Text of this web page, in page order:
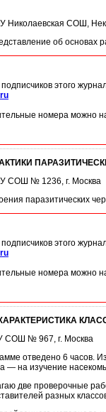
СОШ,
об основах
этого
номера можно
СОШ № 1236, г. Москва
паразитических
этого
номера можно
СОШ № 967, г. Москва
отведено 6 часов.
— на изучение
две проверочные
разных